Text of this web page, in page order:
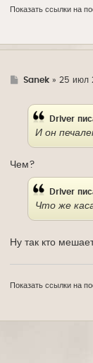
Показать ссылки на
ГSanek» 25 июл
Driver
И он
Чем?
Driver
Что же
Ну так кто
Показать ссылки на